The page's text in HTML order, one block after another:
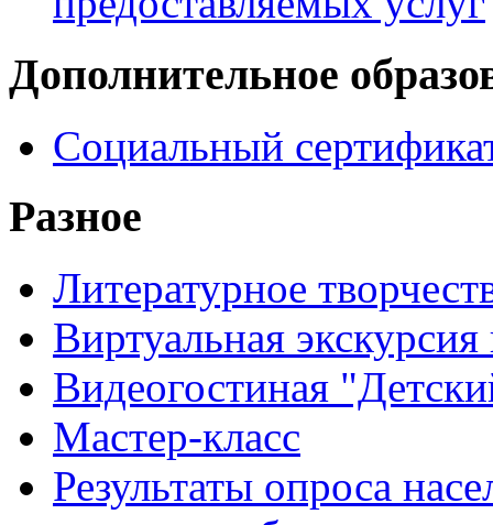
Дополнительное
Социальный
Разное
Литературное
Виртуальная
Видеогостиная
Мастер-класс
Результаты опроса